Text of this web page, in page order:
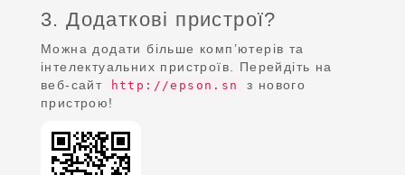
3. Додаткові пристрої?
Можна додати більше комп’ютерів та
інтелектуальних пристроїв. Перейдіть на
веб-сайт
http://epson.sn
з нового
пристрою!